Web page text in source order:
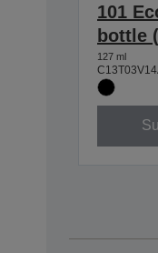
101
bottle
127 ml